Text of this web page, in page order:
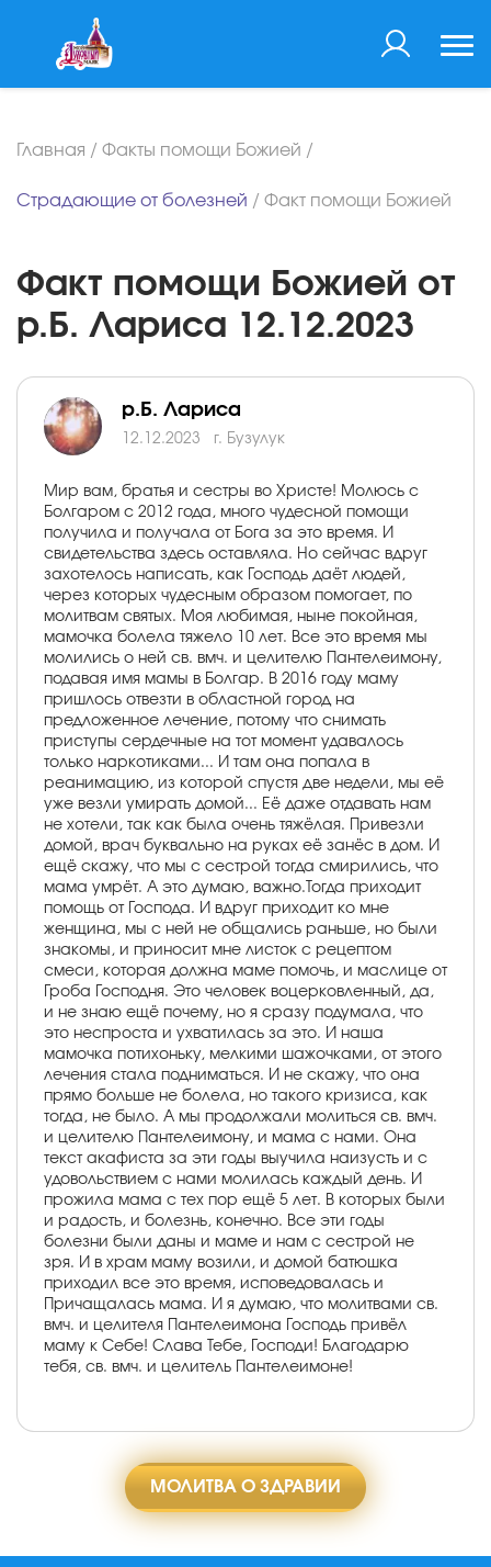
Главная / Факты помощи Божией /
Страдающие от болезней / Факт помощи Божией
Факт помощи Божией от
р.Б. Лариса 12.12.2023
р.Б. Лариса
12.12.2023 г. Бузулук
Мир вам, братья и сестры во Христе! Молюсь с
Болгаром с 2012 года, много чудесной помощи
получила и получала от Бога за это время. И
свидетельства здесь оставляла. Но сейчас вдруг
захотелось написать, как Господь даёт людей,
через которых чудесным образом помогает, по
молитвам святых. Моя любимая, ныне покойная,
мамочка болела тяжело 10 лет. Все это время мы
молились о ней св. вмч. и целителю Пантелеимону,
подавая имя мамы в Болгар. В 2016 году маму
пришлось отвезти в областной город на
предложенное лечение, потому что снимать
приступы сердечные на тот момент удавалось
только наркотиками... И там она попала в
реанимацию, из которой спустя две недели, мы её
уже везли умирать домой... Её даже отдавать нам
не хотели, так как была очень тяжёлая. Привезли
домой, врач буквально на руках её занёс в дом. И
ещё скажу, что мы с сестрой тогда смирились, что
мама умрёт. А это думаю, важно.Тогда приходит
помощь от Господа. И вдруг приходит ко мне
женщина, мы с ней не общались раньше, но были
знакомы, и приносит мне листок с рецептом
смеси, которая должна маме помочь, и маслице от
Гроба Господня. Это человек воцерковленный, да,
и не знаю ещё почему, но я сразу подумала, что
это неспроста и ухватилась за это. И наша
мамочка потихоньку, мелкими шажочками, от этого
лечения стала подниматься. И не скажу, что она
прямо больше не болела, но такого кризиса, как
тогда, не было. А мы продолжали молиться св. вмч.
и целителю Пантелеимону, и мама с нами. Она
текст акафиста за эти годы выучила наизусть и с
удовольствием с нами молилась каждый день. И
прожила мама с тех пор ещё 5 лет. В которых были
и радость, и болезнь, конечно. Все эти годы
болезни были даны и маме и нам с сестрой не
зря. И в храм маму возили, и домой батюшка
приходил все это время, исповедовалась и
Причащалась мама. И я думаю, что молитвами св.
вмч. и целителя Пантелеимона Господь привёл
маму к Себе! Слава Тебе, Господи! Благодарю
тебя, св. вмч. и целитель Пантелеимоне!
МОЛИТВА О ЗДРАВИИ